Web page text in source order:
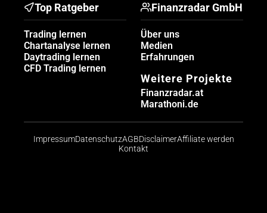
Top Ratgeber
Trading lernen
Chartanalyse lernen
Daytrading lernen
CFD Trading lernen
Finanzradar GmbH
Über uns
Medien
Erfahrungen
Weitere Projekte
Finanzradar.at
Marathoni.de
ImpressumDatenschutzAGBDisclaimerAffiliate werden
Kontakt